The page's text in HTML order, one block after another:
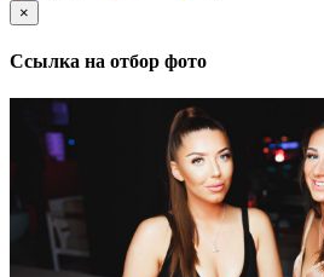
×
Ссылка на отбор фото